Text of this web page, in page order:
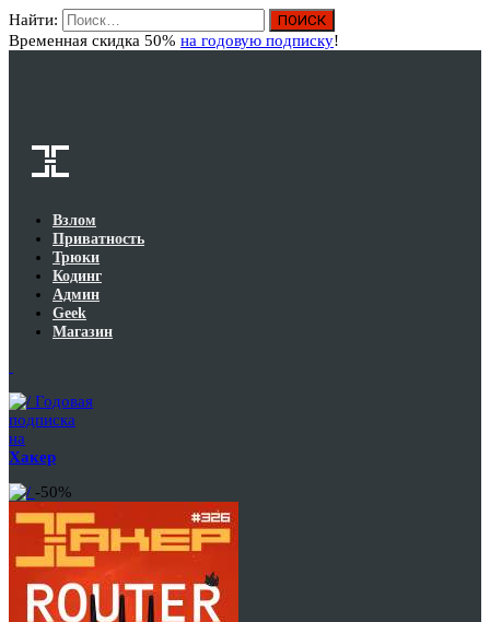
Найти:
Временная скидка 50% на годовую подписку!
Взлом
Приватность
Трюки
Кодинг
Админ
Geek
Магазин
Годовая
подписка
на
Хакер
-50%